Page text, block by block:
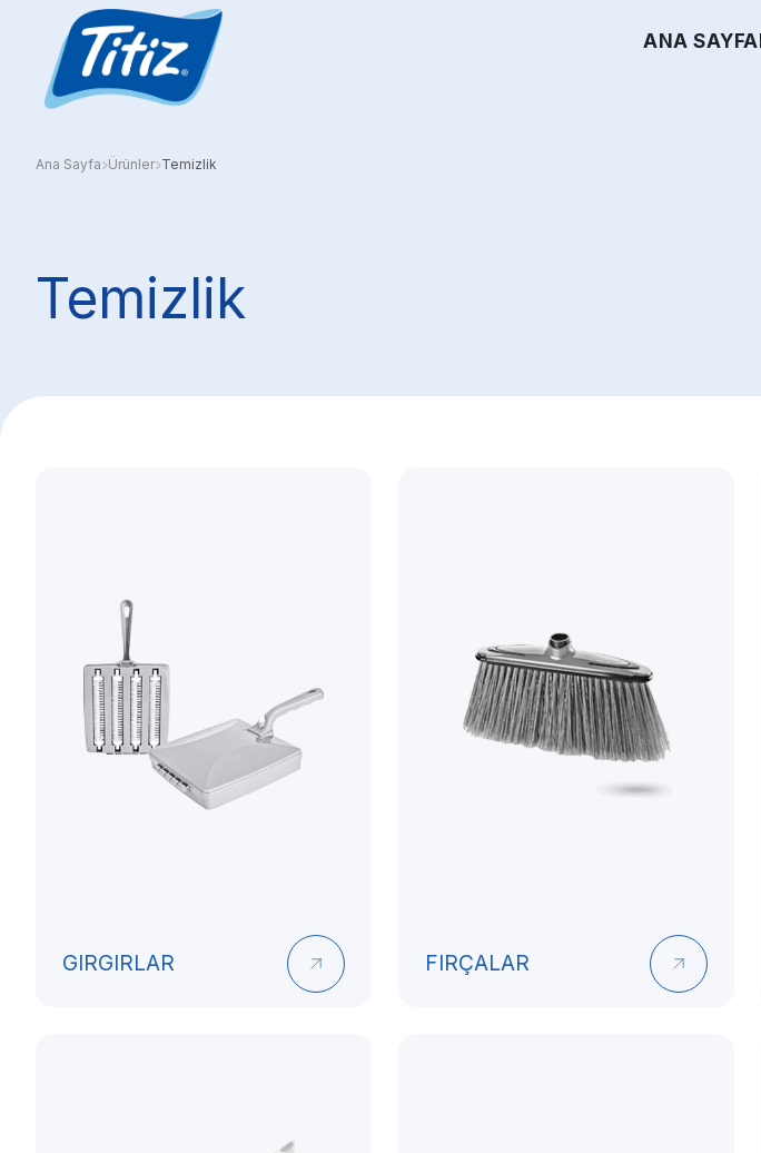
ANA SAYFA
Ana Sayfa Ürünler Temizlik
Temizlik
GIRGIRLAR FIRÇALAR